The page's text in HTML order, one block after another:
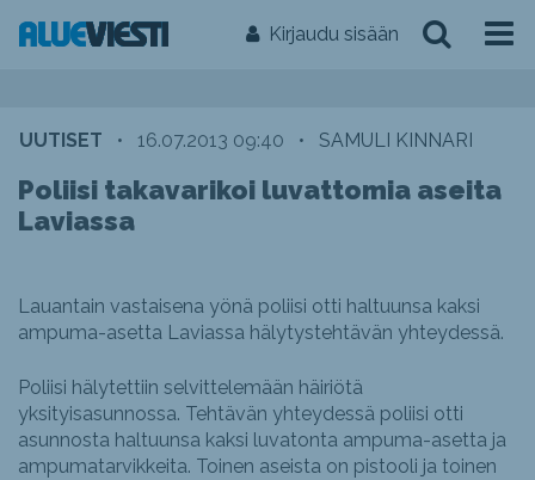
Kirjaudu sisään
UUTISET • 16.07.2013 09:40 • SAMULI KINNARI
Poliisi takavarikoi luvattomia aseita
Laviassa
Lauantain vastaisena yönä poliisi otti haltuunsa kaksi
ampuma-asetta Laviassa hälytystehtävän yhteydessä.
Poliisi hälytettiin selvittelemään häiriötä
yksityisasunnossa. Tehtävän yhteydessä poliisi otti
asunnosta haltuunsa kaksi luvatonta ampuma-asetta ja
ampumatarvikkeita. Toinen aseista on pistooli ja toinen